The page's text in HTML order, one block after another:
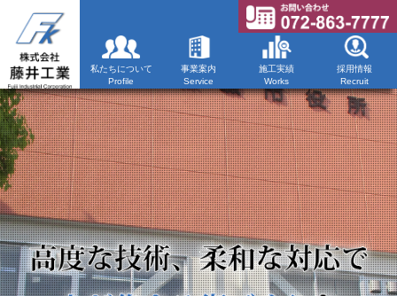
私たちについて
Profile
事業案内
Service
施工実績
Works
採用情報
Recruit